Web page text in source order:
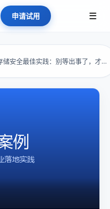
申请试用 ☰
存储安全最佳实践：别等出事了，才想起文件从来...